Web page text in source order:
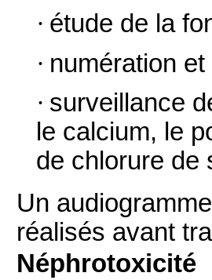
· étude de la
· numération
· surveillance
le calcium, le
de chlorure de
Un
réalisés avant
Néphrotoxicité